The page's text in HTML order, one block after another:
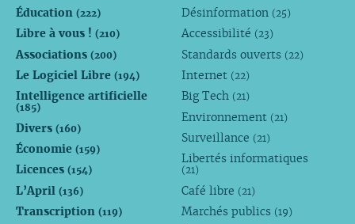
Éducation (222)
Libre à vous ! (210)
Associations (200)
Le Logiciel Libre (194)
Intelligence artificielle
(185)
Divers (160)
Économie (159)
Licences (154)
L’April (136)
Transcription (119)
Désinformation (25)
Accessibilité (23)
Standards ouverts (22)
Internet (22)
Big Tech (21)
Environnement (21)
Surveillance (21)
Libertés informatiques
(21)
Café libre (21)
Marchés publics (19)